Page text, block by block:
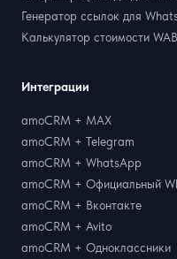
Интеграции
amoCRM + MAX
amoCRM + Telegram
amoCRM + WhatsApp
amoCRM + Официальный
amoCRM + Вконтакте
amoCRM + Avito
amoCRM + Одноклассники
Генератор ссылок для
Калькулятор стоимости